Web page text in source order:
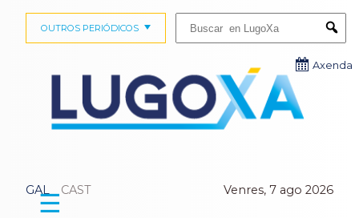
GAL CAST Venres, 7 ago 2026
OUTROS PERIÓDICOS
Axenda
☰